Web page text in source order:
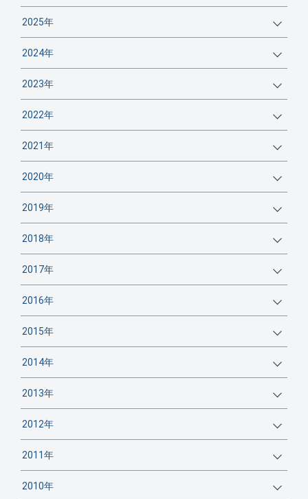
2025年
2024年
2023年
2022年
2021年
2020年
2019年
2018年
2017年
2016年
2015年
2014年
2013年
2012年
2011年
2010年